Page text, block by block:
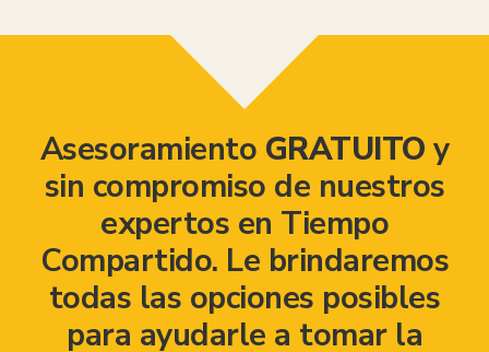
Asesoramiento GRATUITO y
sin compromiso de nuestros
expertos en Tiempo
Compartido. Le brindaremos
todas las opciones posibles
para ayudarle a tomar la